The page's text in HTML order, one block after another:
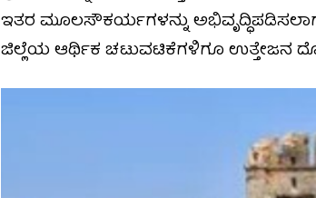
ಇತರ ಮೂಲಸೌಕರ್ಯಗಳನ್ನು
ಜಿಲ್ಲೆಯ ಆರ್ಥಿಕ ಚಟುವಟಿಕೆಗಳಿಗೂ ಉತ್ತೇಜನ